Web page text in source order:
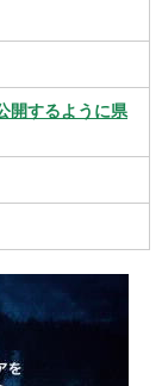
開するように県